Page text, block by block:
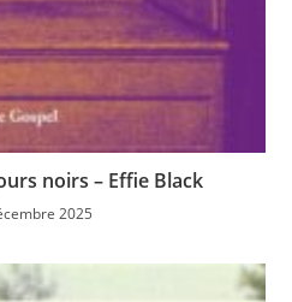
noirs – Effie Black
2025